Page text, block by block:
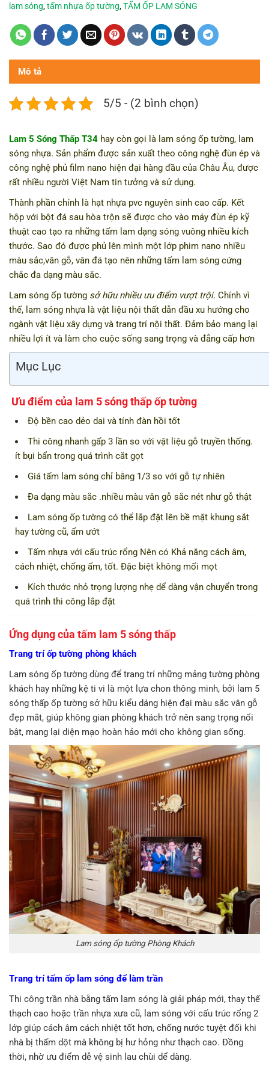
lam sóng,tấm nhựa ốp tường,TẤM ỐP LAM SÓNG
Mô tả
5/5 - (2 bình chọn)
Lam 5 Sóng Thấp T34 hay còn gọi là lam sóng ốp tường, lam
sóng nhựa. Sản phẩm được sản xuất theo công nghệ đùn ép và
công nghệ phủ film nano hiện đại hàng đầu của Châu Âu, được
rất nhiều người Việt Nam tin tưởng và sử dụng.
Thành phần chính là hạt nhựa pvc nguyên sinh cao cấp. Kết
hộp với bột đá sau hòa trộn sẽ được cho vào máy đùn ép kỹ
thuật cao tạo ra những tấm lam dạng sóng vuông nhiều kích
thước. Sao đó được phủ lên mình một lớp phim nano nhiều
màu sắc,vân gỗ, vân đá tạo nên những tấm lam sóng cứng
chắc đa dạng màu sắc.
Lam sóng ốp tường sở hữu nhiều ưu điểm vượt trội. Chính vì
thế, lam sóng nhựa là vật liệu nội thất dẫn đầu xu hướng cho
ngành vật liệu xây dựng và trang trí nội thất. Đảm bảo mang lại
nhiều lợi ít và làm cho cuộc sống sang trọng và đẳng cấp hơn
Mục Lục
Ưu điểm của lam 5 sóng thấp ốp tường
Độ bền cao dẻo dai và tính đàn hồi tốt
Thi công nhanh gấp 3 lần so với vật liệu gỗ truyền thống.
ít bụi bẩn trong quá trình cắt gọt
Giá tấm lam sóng chỉ bằng 1/3 so với gỗ tự nhiên
Đa dạng màu sắc .nhiều màu vân gỗ sắc nét như gỗ thật
Lam sóng ốp tường có thể lắp đặt lên bề mặt khung sắt
hay tường cũ, ẩm ướt
Tấm nhựa với cấu trúc rổng Nên có Khả năng cách âm,
cách nhiệt, chống ẩm, tốt. Đặc biệt không mối mọt
Kích thước nhỏ trọng lượng nhẹ dể dàng vận chuyển trong
quá trình thi công lắp đặt
Ứng dụng của tấm lam 5 sóng thấp
Trang trí ốp tường phòng khách
Lam sóng ốp tường dùng để trang trí những mảng tường phòng
khách hay những kệ ti vi là một lựa chon thông minh, bởi lam 5
sóng thấp ốp tường sở hữu kiểu dáng hiện đại màu sắc vân gỗ
đẹp mắt, giúp không gian phòng khách trở nên sang trọng nổi
bật, mang lại diện mạo hoàn hảo mới cho không gian sống.
Lam sóng ốp tường Phòng Khách
Trang trí tấm ốp lam sóng để làm trần
Thi công trần nhà bằng tấm lam sóng là giải pháp mới, thay thế
thạch cao hoặc trần nhựa xưa cũ, lam sóng với cấu trúc rổng 2
lớp giúp cách âm cách nhiệt tốt hơn, chống nước tuyệt đối khi
nhà bị thấm dột mà không bị hư hỏng như thạch cao. Đồng
thời, nhờ ưu điểm dễ vệ sinh lau chùi dể dàng.